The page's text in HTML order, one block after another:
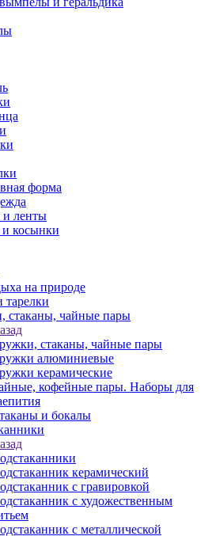
форма
ленты
косынки
на природе
тарелки
стаканы, чайные пары
стаканы, чайные пары
алюминиевые
керамические
кофейные пары. Наборы для
и бокалы
керамический
c гравировкой
с художественным
с металлической